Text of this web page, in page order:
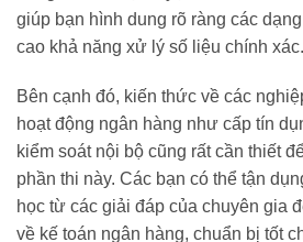
giúp bạn hình dung rõ ràng các
cao khả năng xử lý số liệu chính xác.
Bên cạnh đó, kiến thức về các
hoạt động ngân hàng như cấp tín
kiểm soát nội bộ cũng rất cần thiết
phần thi này. Các bạn có thể tận
học từ các giải đáp của chuyên gia
về kế toán ngân hàng, chuẩn bị tốt